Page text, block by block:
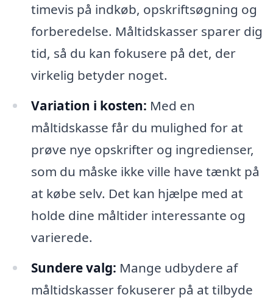
timevis på indkøb, opskriftsøgning og
forberedelse. Måltidskasser sparer dig
tid, så du kan fokusere på det, der
virkelig betyder noget.
Variation i kosten: Med en
måltidskasse får du mulighed for at
prøve nye opskrifter og ingredienser,
som du måske ikke ville have tænkt på
at købe selv. Det kan hjælpe med at
holde dine måltider interessante og
varierede.
Sundere valg: Mange udbydere af
måltidskasser fokuserer på at tilbyde